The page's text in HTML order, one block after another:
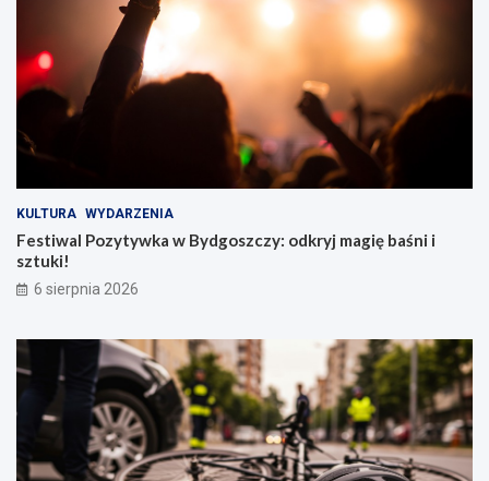
KULTURA WYDARZENIA
Festiwal Pozytywka w Bydgoszczy: odkryj magię baśni i
sztuki!
6 sierpnia 2026